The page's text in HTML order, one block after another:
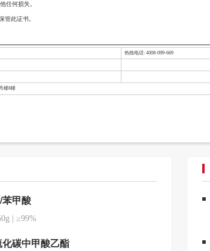
任何损失。
管此证书。
热线电话: 4008-099-669
楼8楼
甲酸
≥99%
碳中甲酸乙酯